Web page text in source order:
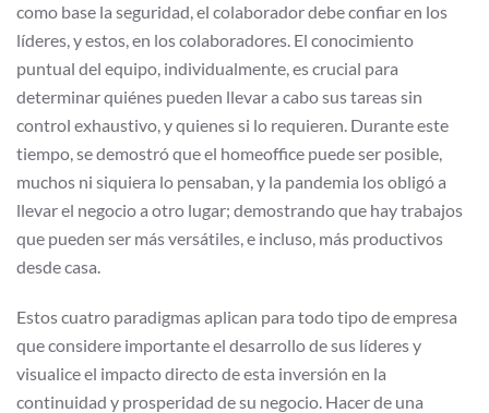
como base la seguridad, el colaborador debe confiar en los
líderes, y estos, en los colaboradores. El conocimiento
puntual del equipo, individualmente, es crucial para
determinar quiénes pueden llevar a cabo sus tareas sin
control exhaustivo, y quienes si lo requieren. Durante este
tiempo, se demostró que el homeoffice puede ser posible,
muchos ni siquiera lo pensaban, y la pandemia los obligó a
llevar el negocio a otro lugar; demostrando que hay trabajos
que pueden ser más versátiles, e incluso, más productivos
desde casa.
Estos cuatro paradigmas aplican para todo tipo de empresa
que considere importante el desarrollo de sus líderes y
visualice el impacto directo de esta inversión en la
continuidad y prosperidad de su negocio. Hacer de una